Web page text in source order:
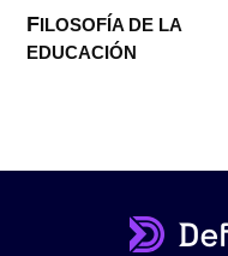
FILOSOFÍA DE LA
EDUCACIÓN